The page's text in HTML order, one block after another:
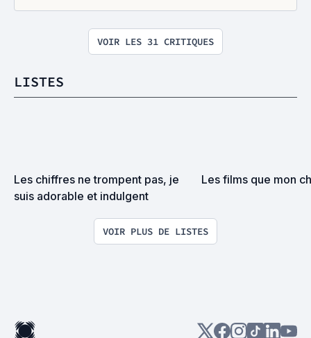
VOIR LES 31 CRITIQUES
LISTES
Les chiffres ne trompent pas, je
suis adorable et indulgent
Les films que mon
VOIR PLUS DE LISTES